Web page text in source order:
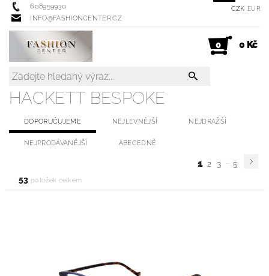
608959930
INFO@FASHIONCENTER.CZ
CZK EUR
0 0 Kč
HACKETT BESPOKE
DOPORUČUJEME NEJLEVNĚJŠÍ NEJDRAŽŠÍ
NEJPRODÁVANĚJŠÍ ABECEDNĚ
1 2 3 ... 5
53 položek celkem